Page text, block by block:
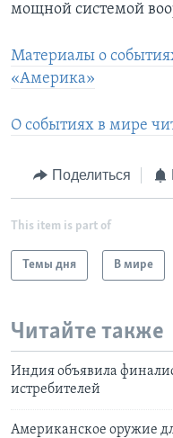
мощной системой
Материалы о
«Америка»
О событиях в мире
Поделиться
This item is part of
Темы дня В мире
Читайте также
Индия объявила
истребителей
Американское оружие